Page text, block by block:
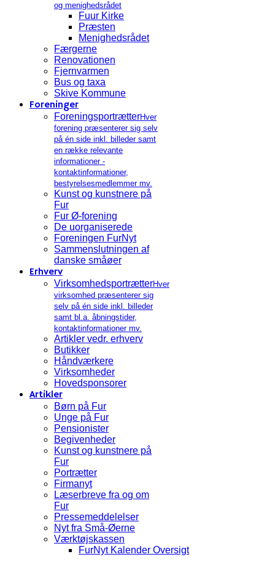
og menighedsrådet
Fuur Kirke
Præsten
Menighedsrådet
Færgerne
Renovationen
Fjernvarmen
Bus og taxa
Skive Kommune
Foreninger
ForeningsportrætterHver
forening præsenterer sig selv
på én side inkl. billeder samt
en række relevante
informationer -
kontaktinformationer,
bestyrelsesmedlemmer mv.
Kunst og kunstnere på
Fur
Fur Ø-forening
De uorganiserede
Foreningen FurNyt
Sammenslutningen af
danske småøer
Erhverv
VirksomhedsportrætterHver
virksomhed præsenterer sig
selv på én side inkl. billeder
samt bl.a. åbningstider,
kontaktinformationer mv.
Artikler vedr. erhverv
Butikker
Håndværkere
Virksomheder
Hovedsponsorer
Artikler
Børn på Fur
Unge på Fur
Pensionister
Begivenheder
Kunst og kunstnere på
Fur
Portrætter
Firmanyt
Læserbreve fra og om
Fur
Pressemeddelelser
Nyt fra Små-Øerne
Værktøjskassen
FurNyt Kalender Oversigt